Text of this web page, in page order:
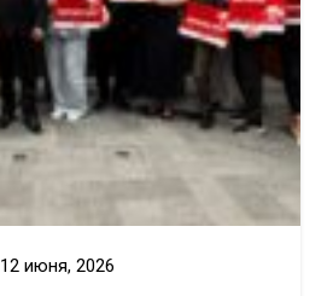
12 июня, 2026